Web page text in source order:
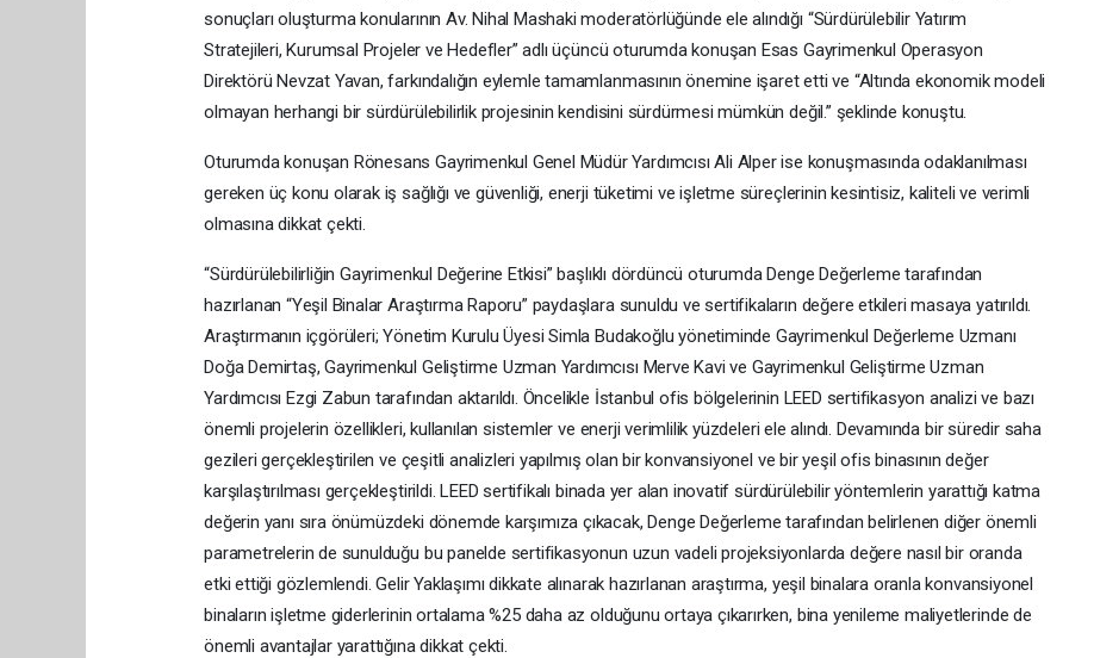
sonuçları oluşturma konularının Av. Nihal Mashaki moderatörlüğünde ele alındığı “Sürdürülebilir Yatırım
Stratejileri, Kurumsal Projeler ve Hedefler” adlı üçüncü oturumda konuşan Esas Gayrimenkul Operasyon
Direktörü Nevzat Yavan, farkındalığın eylemle tamamlanmasının önemine işaret etti ve “Altında ekonomik modeli
olmayan herhangi bir sürdürülebilirlik projesinin kendisini sürdürmesi mümkün değil.” şeklinde konuştu.
Oturumda konuşan Rönesans Gayrimenkul Genel Müdür Yardımcısı Ali Alper ise konuşmasında odaklanılması
gereken üç konu olarak iş sağlığı ve güvenliği, enerji tüketimi ve işletme süreçlerinin kesintisiz, kaliteli ve verimli
olmasına dikkat çekti.
“Sürdürülebilirliğin Gayrimenkul Değerine Etkisi” başlıklı dördüncü oturumda Denge Değerleme tarafından
hazırlanan “Yeşil Binalar Araştırma Raporu” paydaşlara sunuldu ve sertifikaların değere etkileri masaya yatırıldı.
Araştırmanın içgörüleri; Yönetim Kurulu Üyesi Simla Budakoğlu yönetiminde Gayrimenkul Değerleme Uzmanı
Doğa Demirtaş, Gayrimenkul Geliştirme Uzman Yardımcısı Merve Kavi ve Gayrimenkul Geliştirme Uzman
Yardımcısı Ezgi Zabun tarafından aktarıldı. Öncelikle İstanbul ofis bölgelerinin LEED sertifikasyon analizi ve bazı
önemli projelerin özellikleri, kullanılan sistemler ve enerji verimlilik yüzdeleri ele alındı. Devamında bir süredir saha
gezileri gerçekleştirilen ve çeşitli analizleri yapılmış olan bir konvansiyonel ve bir yeşil ofis binasının değer
karşılaştırılması gerçekleştirildi. LEED sertifikalı binada yer alan inovatif sürdürülebilir yöntemlerin yarattığı katma
değerin yanı sıra önümüzdeki dönemde karşımıza çıkacak, Denge Değerleme tarafından belirlenen diğer önemli
parametrelerin de sunulduğu bu panelde sertifikasyonun uzun vadeli projeksiyonlarda değere nasıl bir oranda
etki ettiği gözlemlendi. Gelir Yaklaşımı dikkate alınarak hazırlanan araştırma, yeşil binalara oranla konvansiyonel
binaların işletme giderlerinin ortalama %25 daha az olduğunu ortaya çıkarırken, bina yenileme maliyetlerinde de
önemli avantajlar yarattığına dikkat çekti.